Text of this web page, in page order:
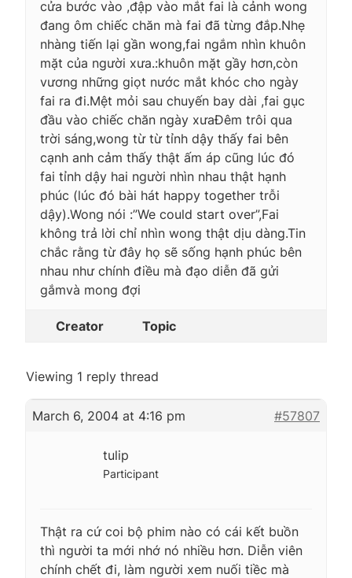
cửa bước vào ,đập vào mắt fai là cảnh wong
đang ôm chiếc chăn mà fai đã từng đắp.Nhẹ
nhàng tiến lại gần wong,fai ngắm nhìn khuôn
mặt của người xưa.:khuôn mặt gầy hơn,còn
vương những giọt nước mắt khóc cho ngày
fai ra đi.Mệt mỏi sau chuyến bay dài ,fai gục
đầu vào chiếc chăn ngày xưaĐêm trôi qua
trời sáng,wong từ từ tỉnh dậy thấy fai bên
cạnh anh cảm thấy thật ấm áp cũng lúc đó
fai tỉnh dậy hai người nhìn nhau thật hạnh
phúc (lúc đó bài hát happy together trỗi
dậy).Wong nói :”We could start over”,Fai
không trả lời chỉ nhìn wong thật dịu dàng.Tin
chắc rằng từ đây họ sẽ sống hạnh phúc bên
nhau như chính điều mà đạo diễn đã gửi
gắmvà mong đợi
Creator Topic
Viewing 1 reply thread
March 6, 2004 at 4:16 pm #57807
tulip
Participant
Thật ra cứ coi bộ phim nào có cái kết buồn
thì người ta mới nhớ nó nhiều hơn. Diễn viên
chính chết đi, làm người xem nuối tiềc mà